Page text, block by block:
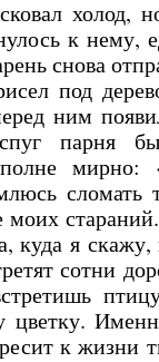
холод,
к нему,
снова
под дерево
ним
парня
мирно:
сломать
моих
куда я
сотни
цветку.
к